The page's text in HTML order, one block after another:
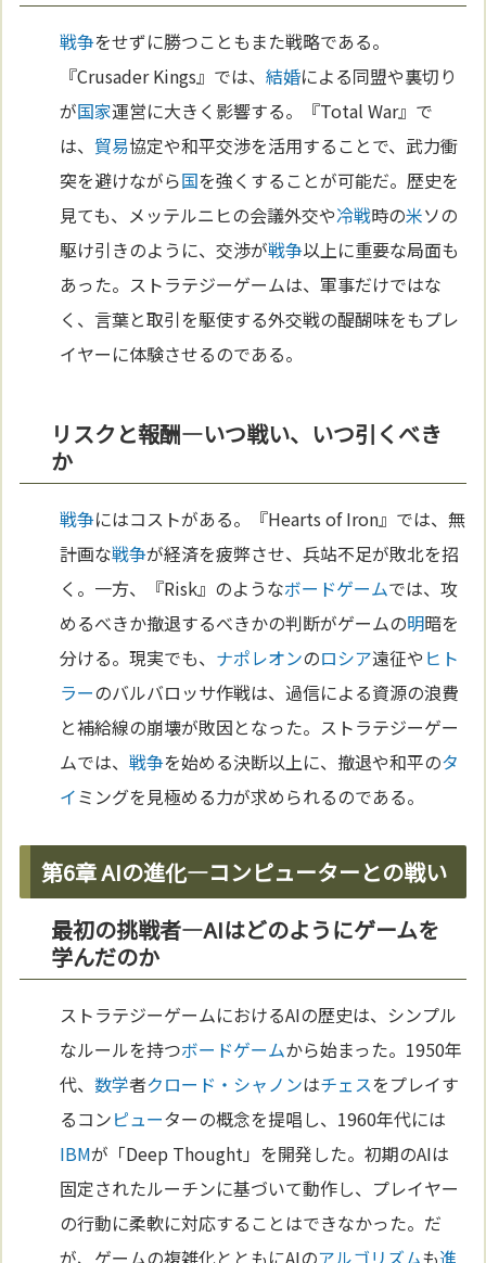
戦争をせずに勝つこともまた戦略である。
『Crusader Kings』では、結婚による同盟や裏切り
が国家運営に大きく影響する。『Total War』で
は、貿易協定や和平交渉を活用することで、武力衝
突を避けながら国を強くすることが可能だ。歴史を
見ても、メッテルニヒの会議外交や冷戦時の米ソの
駆け引きのように、交渉が戦争以上に重要な局面も
あった。ストラテジーゲームは、軍事だけではな
く、言葉と取引を駆使する外交戦の醍醐味をもプレ
イヤーに体験させるのである。
リスクと報酬—いつ戦い、いつ引くべき
か
戦争にはコストがある。『Hearts of Iron』では、無
計画な戦争が経済を疲弊させ、兵站不足が敗北を招
く。一方、『Risk』のようなボードゲームでは、攻
めるべきか撤退するべきかの判断がゲームの明暗を
分ける。現実でも、 ナポレオンのロシア遠征や ヒト
ラーのバルバロッサ作戦は、過信による資源の浪費
と補給線の崩壊が敗因となった。ストラテジーゲー
ムでは、戦争を始める決断以上に、撤退や和平のタ
イミングを見極める力が求められるのである。
第6章 AIの進化—コンピューターとの戦い
最初の挑戦者—AIはどのようにゲームを
学んだのか
ストラテジーゲームにおけるAIの歴史は、シンプル
なルールを持つボードゲームから始まった。1950年
代、数学者クロード・シャノンはチェスをプレイす
るコンピューターの概念を提唱し、1960年代には
IBMが「Deep Thought」を開発した。初期のAIは
固定されたルーチンに基づいて動作し、プレイヤー
の行動に柔軟に対応することはできなかった。だ
が、ゲームの複雑化とともにAIのアルゴリズムも進